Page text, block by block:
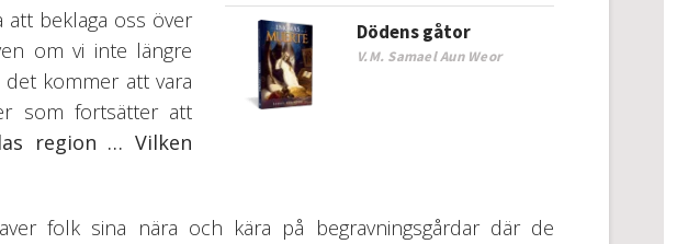
Dödens gåtor
V.M. Samael Aun Weor
beklaga oss över
om vi inte längre
kommer att vara
som fortsätter att
region …Vilken
folk sina nära och kära på begravningsgårdar där de